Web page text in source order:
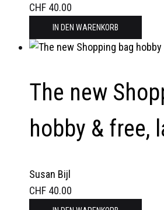
CHF 40.00
IN DEN WARENKORB
The new
hobby & free,
Susan Bijl
CHF 40.00